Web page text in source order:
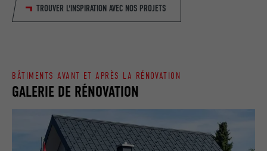
TROUVER L'INSPIRATION AVEC NOS PROJETS
GALERIE DE RÉNOVATION
BÂTIMENTS AVANT ET APRÈS LA RÉNOVATION
Utilisé par LinkedIn lorsqu'un site
NOM bcookie
FOURNISSEUR LinkedIn
EXPIRATION 2 ans